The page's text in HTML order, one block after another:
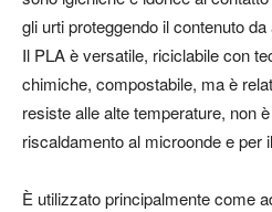
gli urti proteggendo il contenuto
Il PLA è versatile, riciclabile con
chimiche, compostabile, ma è
resiste alle alte temperature, non
riscaldamento al microonde e per
È utilizzato principalmente come